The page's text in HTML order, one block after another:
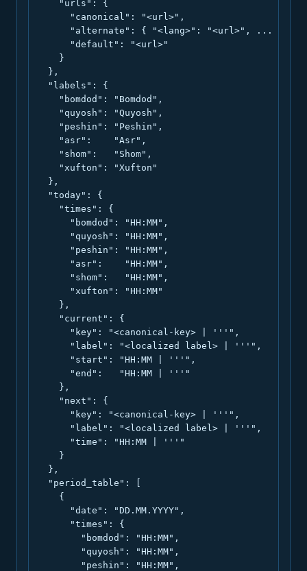
    "urls": {
      "canonical": "<url>",
      "alternate": { "<lang>": "<url>", ... },
      "default": "<url>"
    }
  },
  "labels": {
    "bomdod": "Bomdod",
    "quyosh": "Quyosh",
    "peshin": "Peshin",
    "asr":    "Asr",
    "shom":   "Shom",
    "xufton": "Xufton"
  },
  "today": {
    "times": {
      "bomdod": "HH:MM",
      "quyosh": "HH:MM",
      "peshin": "HH:MM",
      "asr":    "HH:MM",
      "shom":   "HH:MM",
      "xufton": "HH:MM"
    },
    "current": {
      "key": "<canonical-key> | '''",
      "label": "<localized label> | '''",
      "start": "HH:MM | '''",
      "end":   "HH:MM | '''"
    },
    "next": {
      "key": "<canonical-key> | '''",
      "label": "<localized label> | '''",
      "time": "HH:MM | '''"
    }
  },
  "period_table": [
    {
      "date": "DD.MM.YYYY",
      "times": {
        "bomdod": "HH:MM",
        "quyosh": "HH:MM",
        "peshin": "HH:MM",